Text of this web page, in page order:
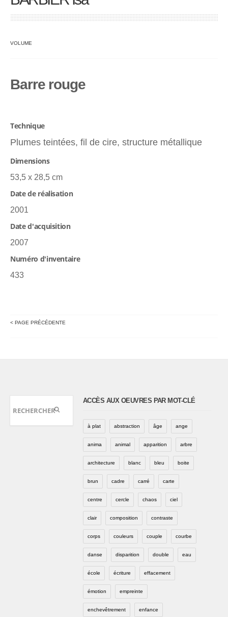
VOLUME
Barre rouge
Technique
Plumes teintées, fil de cire, structure métallique
Dimensions
53,5 x 28,5 cm
Date de réalisation
2001
Date d'acquisition
2007
Numéro d'inventaire
433
< PAGE PRÉCÉDENTE
ACCÈS AUX OEUVRES PAR MOT-CLÉ
à plat abstraction âge ange
anima animal apparition arbre
architecture blanc bleu boite
brun cadre carré carte
centre cercle chaos ciel
clair composition contraste
corps couleurs couple courbe
danse disparition double eau
école écriture effacement
émotion empreinte
enchevêtrement enfance